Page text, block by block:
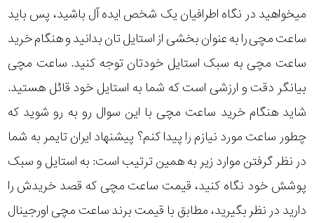
میخواهید در نگاه اطرافیان یک شخص ایده آل باشید، پس باید
ساعت مچی را به عنوان بخشی از استایل تان بدانید و هنگام خرید
ساعت مچی به سبک استایل خودتان توجه کنید. ساعت مچی
بیانگر دقت و ارزشی است که شما به استایل خود قائل هستید.
شاید هنگام خرید ساعت مچی با این سوال رو به رو شوید که
چطور ساعت مورد نیازم را پیدا کنم؟ پیشنهاد ایران تایمر به شما
در نظر گرفتن موارد زیر به همین ترتیب است: به استایل و سبک
پوشش خود نگاه کنید، قیمت ساعت مچی که قصد خریدش را
دارید در نظر بگیرید، مطابق با قیمت برند ساعت مچی اورجینال
شکل
قاب
ویژگی
موتور
رنگ